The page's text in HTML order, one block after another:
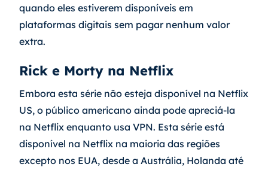
quando eles estiverem disponíveis em
plataformas digitais sem pagar nenhum valor
extra.
Rick e Morty na Netflix
Embora esta série não esteja disponível na Netflix
US, o público americano ainda pode apreciá-la
na Netflix enquanto usa VPN. Esta série está
disponível na Netflix na maioria das regiões
excepto nos EUA, desde a Austrália, Holanda até